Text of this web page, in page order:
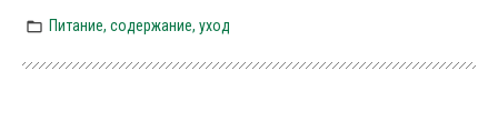
Питание, содержание, уход